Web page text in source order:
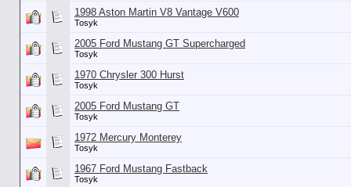
1998 Aston Martin V8 Vantage V600
Tosyk
2005 Ford Mustang GT Supercharged
Tosyk
1970 Chrysler 300 Hurst
Tosyk
2005 Ford Mustang GT
Tosyk
1972 Mercury Monterey
Tosyk
1967 Ford Mustang Fastback
Tosyk